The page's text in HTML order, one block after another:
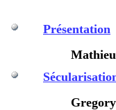
Présentation